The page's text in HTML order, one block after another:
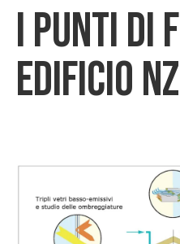
I punti di
edificio